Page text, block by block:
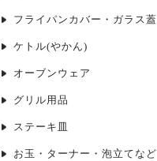
フライパンカバー・ガラス蓋
ケトル(やかん)
オーブンウェア
グリル用品
ステーキ皿
お玉・ターナー・泡立てなど